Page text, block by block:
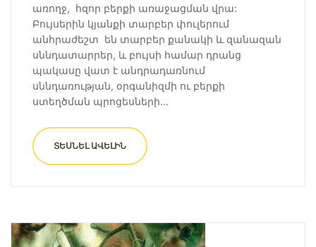
առողջ, հզոր բերքի առաջացման վրա:
Բույսերին կյանքի տարբեր փուլերում
անհրաժեշտ են տարբեր քանակի և զանազան
սննդատարրեր, և բույսի համար դրանց
պակասը վատ է անդրադառնում
սննդառության, օրգանիզմի ու բերքի
ստեղծման պրոցեսների...
ՏԵՍՆԵԼ ԱՎԵԼԻՆ